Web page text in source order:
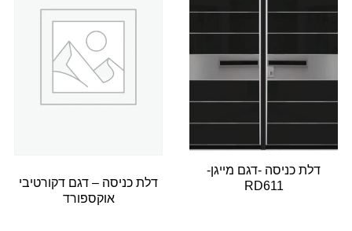
דלת כניסה -דגם מייגן-
RD611
דלת כניסה – דגם דקורטיבי
אוקספורד